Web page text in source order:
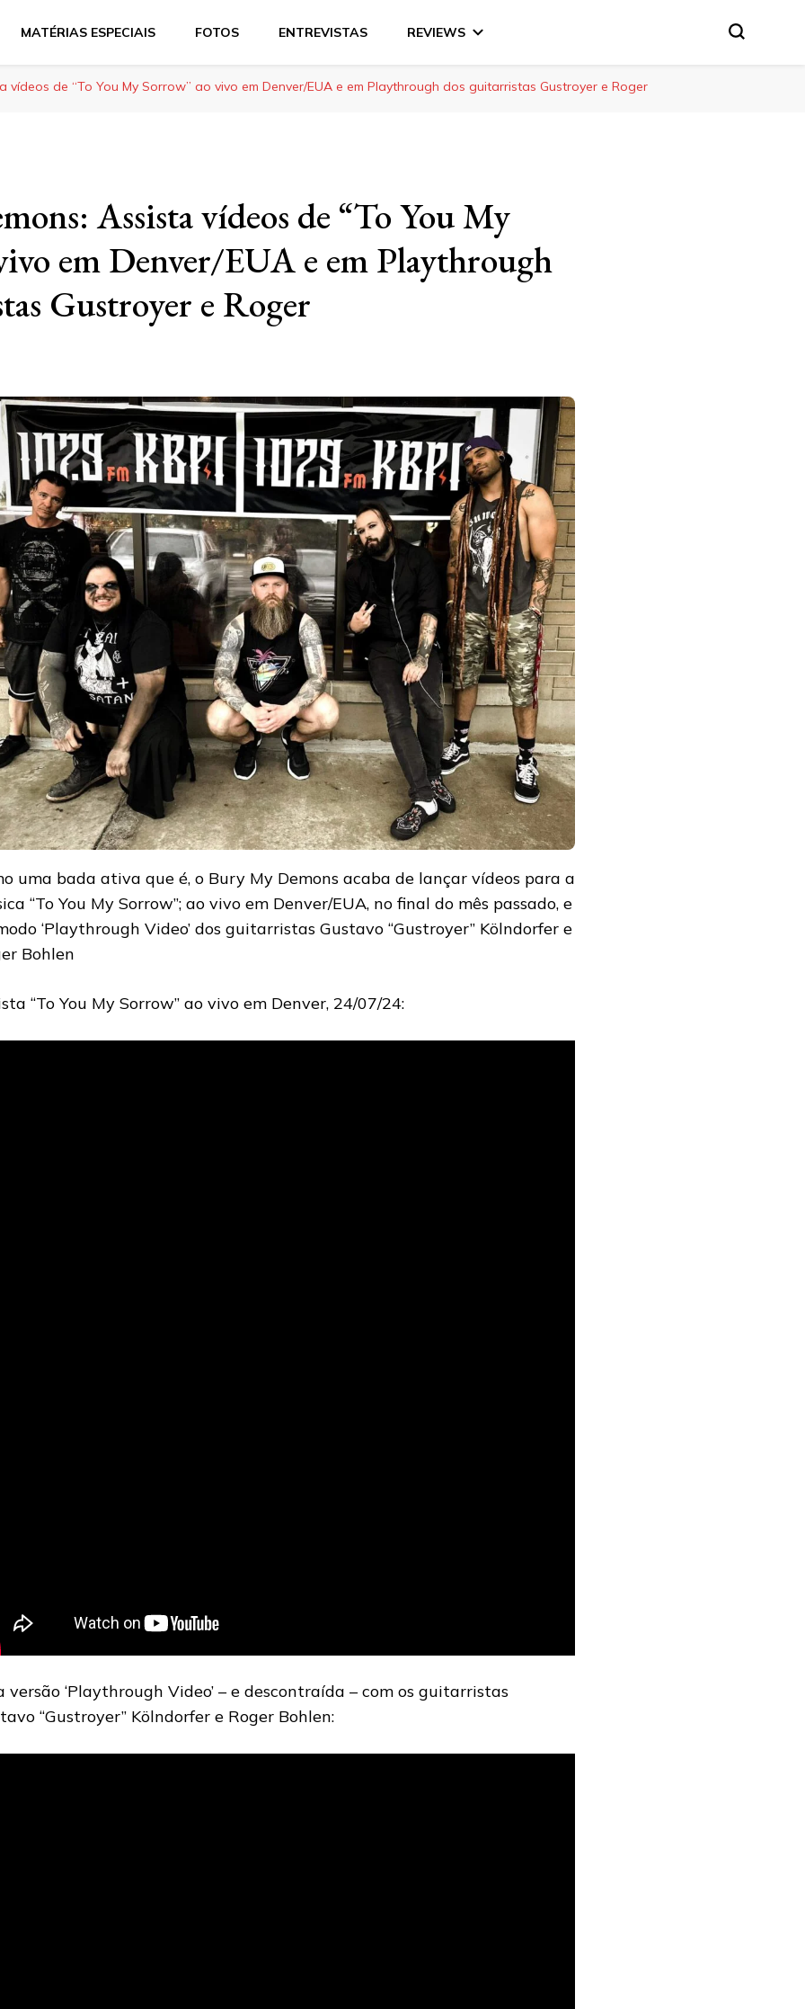
MATÉRIAS ESPECIAIS FOTOS ENTREVISTAS REVIEWS
vídeos de “To You My Sorrow” ao vivo em Denver/EUA e em Playthrough dos guitarristas Gustroyer e Roger
Assista vídeos de “To You My
em Denver/EUA e em Playthrough
Gustroyer e Roger
uma bada ativa que é, o Bury My Demons acaba de lançar vídeos para a
“To You My Sorrow”; ao vivo em Denver/EUA, no final do mês passado, e
‘Playthrough Video’ dos guitarristas Gustavo “Gustroyer” Kölndorfer e
Bohlen
“To You My Sorrow” ao vivo em Denver, 24/07/24:
versão ‘Playthrough Video’ – e descontraída – com os guitarristas
“Gustroyer” Kölndorfer e Roger Bohlen: